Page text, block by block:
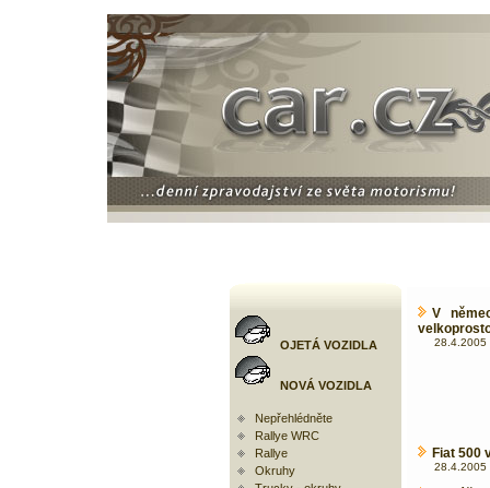
OJETÁ VOZIDLA
NOVÁ VOZIDLA
Nepřehlédněte
Rallye WRC
Rallye
Okruhy
V
28.4.2005
Fiat 500
28.4.2005